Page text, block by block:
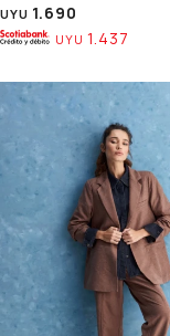
UYU 1.690
UYU 1.437